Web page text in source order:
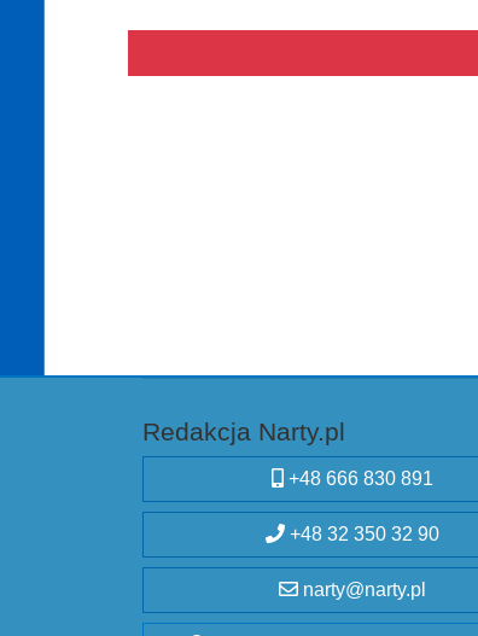
Redakcja Narty.pl
+48 666 830 891
+48 32 350 32 90
narty@narty.pl